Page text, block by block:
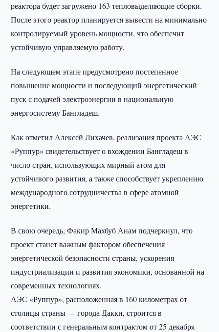
реактора будет загружено 163 тепловыделяющие сборки.
После этого реактор планируется вывести на минимально
контролируемый уровень мощности, что обеспечит
устойчивую управляемую работу.
На следующем этапе предусмотрено постепенное
повышение мощности и последующий энергетический
пуск с подачей электроэнергии в национальную
энергосистему Бангладеш.
Как отметил Алексей Лихачев, реализация проекта АЭС
«Руппур» свидетельствует о вхождении Бангладеш в
число стран, использующих мирный атом для
устойчивого развития, а также способствует укреплению
международного сотрудничества в сфере атомной
энергетики.
В свою очередь, Факир Махбуб Анам подчеркнул, что
проект станет важным фактором обеспечения
энергетической безопасности страны, ускорения
индустриализации и развития экономики, основанной на
современных технологиях.
АЭС «Руппур», расположенная в 160 километрах от
столицы страны — города Дакки, строится в
соответствии с генеральным контрактом от 25 декабря